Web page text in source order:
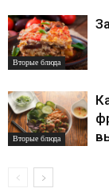
Вторые блюда
Вторые блюда